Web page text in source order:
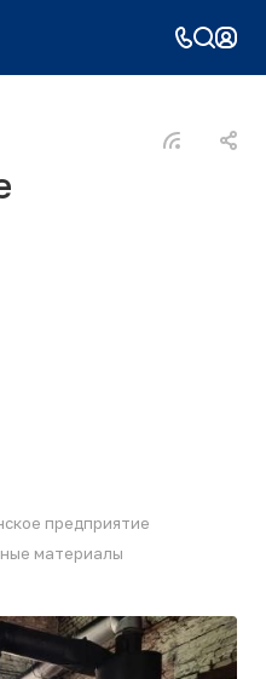
предприятие
материалы